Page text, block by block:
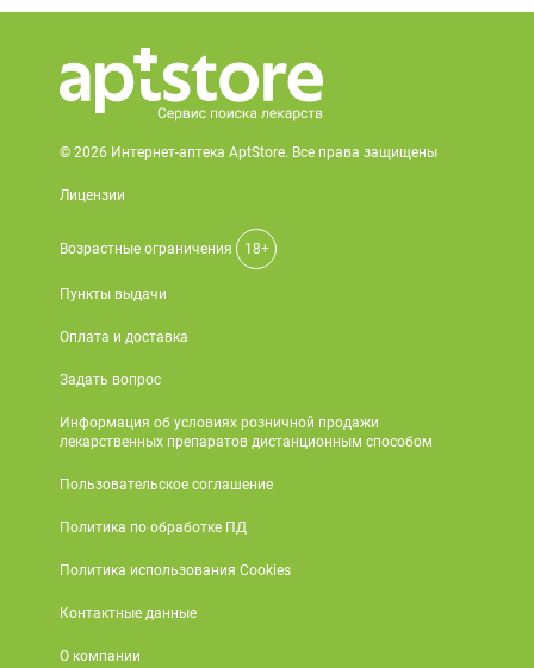
© 2026 Интернет-аптека AptStore. Все права защищены
Лицензии
Возрастные ограничения 18+
Пункты выдачи
Оплата и доставка
Задать вопрос
Информация об условиях розничной продажи
лекарственных препаратов дистанционным способом
Пользовательское соглашение
Политика по обработке ПД
Политика использования Cookies
Контактные данные
О компании